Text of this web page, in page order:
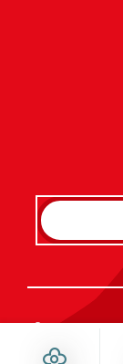
©Haute-Savoie-